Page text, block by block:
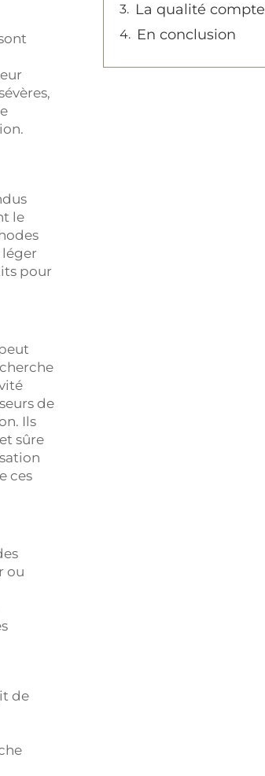
le
pour
de
Ils
sûre
ces
ou
de
La qualité compte
En conclusion